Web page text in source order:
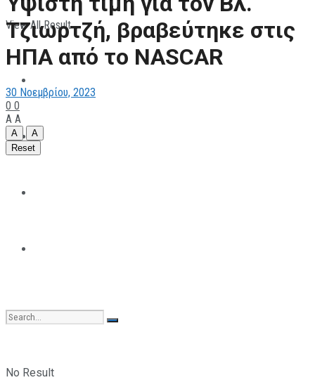
ΠΑΡΑΘΛΗΤΙΣΜΟΣ
ΑΝΑΠΤΥΞΙΑΚΑ
No Result
View All Result
Τζιωρτζή, βραβεύτηκε στις
ΗΠΑ από το NASCAR
30 Νοεμβρίου, 2023
0 0
A A
A
A
Reset